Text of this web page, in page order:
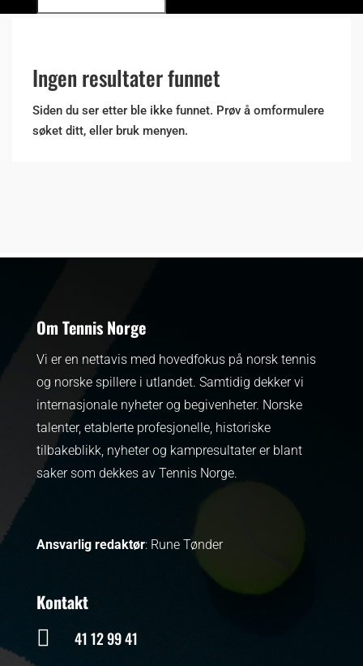
Ingen resultater funnet
Siden du ser etter ble ikke funnet. Prøv å omformulere
søket ditt, eller bruk menyen.
Om Tennis Norge
Vi er en nettavis med hovedfokus på norsk tennis
og norske spillere i utlandet. Samtidig dekker vi
internasjonale nyheter og begivenheter. Norske
talenter, etablerte profesjonelle, historiske
tilbakeblikk, nyheter og kampresultater er blant
saker som dekkes av Tennis Norge.
Ansvarlig redaktør: Rune Tønder
Kontakt
 41 12 99 41